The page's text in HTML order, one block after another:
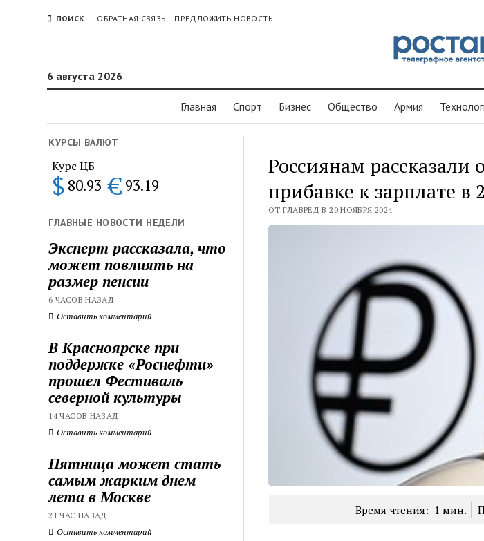
ПОИСК ОБРАТНАЯ СВЯЗЬ ПРЕДЛОЖИТЬ НОВОСТЬ
6 августа 2026
Главная Спорт Бизнес Общество Армия
КУРСЫ ВАЛЮТ
Курс ЦБ
$ 80.93 € 93.19
ГЛАВНЫЕ НОВОСТИ НЕДЕЛИ
Эксперт рассказала, что
может повлиять на
размер пенсии
6 ЧАСОВ НАЗАД
Оставить комментарий
В Красноярске при
поддержке «Роснефти»
прошел Фестиваль
северной культуры
14 ЧАСОВ НАЗАД
Оставить комментарий
Пятница может стать
самым жарким днем
лета в Москве
21 ЧАС НАЗАД
Оставить комментарий
Россиянам
прибавке к зарплате в
ОТ ГЛАВРЕД В 20 НОЯБРЯ 2024
Время чтения: 1 мин.